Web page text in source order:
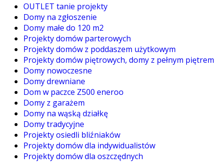
OUTLET tanie projekty
Domy na zgłoszenie
Domy małe do 120 m2
Projekty domów parterowych
Projekty domów z poddaszem użytkowym
Projekty domów piętrowych, domy z pełnym piętrem
Domy nowoczesne
Domy drewniane
Dom w paczce Z500 eneroo
Domy z garażem
Domy na wąską działkę
Domy tradycyjne
Projekty osiedli bliźniaków
Projekty domów dla indywidualistów
Projekty domów dla oszczędnych